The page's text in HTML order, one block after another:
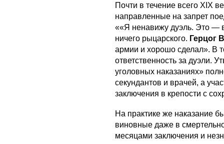
Почти в течение всего XIX
направленные на запрет
««Я ненавижу дуэль. Это —
ничего рыцарского. Герцог
армии и хорошо сделал». В
ответственность за дуэли.
уголовных наказаниях»
секундантов и врачей, а
заключения в крепости с
На практике же наказание
виновные даже в
месяцами заключения и